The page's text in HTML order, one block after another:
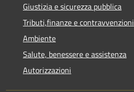
Giustizia e sicurezza pubblica
Tributi,finanze e contravvenzioni
Ambiente
Salute, benessere e assistenza
Autorizzazioni